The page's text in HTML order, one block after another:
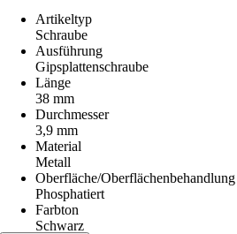
Artikeltyp
Schraube
Ausführung
Gipsplattenschraube
Länge
38 mm
Durchmesser
3,9 mm
Material
Metall
Oberfläche/Oberflächenbehandlung
Phosphatiert
Farbton
Schwarz